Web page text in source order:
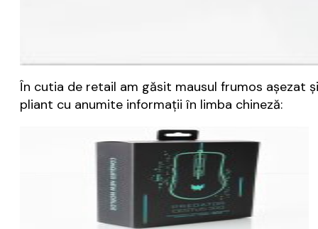
În cutia de retail am găsit mausul frumos așezat
pliant cu anumite informații în limba chineză: